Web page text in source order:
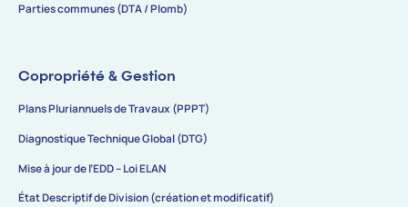
Parties communes (DTA / Plomb)
Copropriété & Gestion
Plans Pluriannuels de Travaux (PPPT)
Diagnostique Technique Global (DTG)
Mise à jour de l’EDD – Loi ELAN
État Descriptif de Division (création et modificatif)